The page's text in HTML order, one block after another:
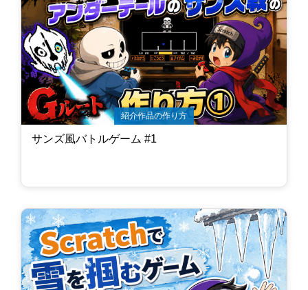
紹介作品の作り方
サンズ風バトルゲーム #1